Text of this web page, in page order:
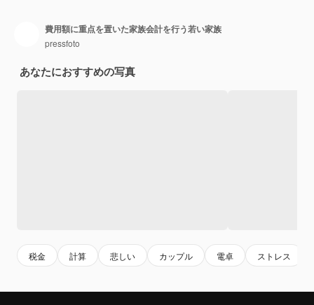
費用額に重点を置いた家族会計を行う若い家族
pressfoto
あなたにおすすめの写真
税金 計算 悲しい カップル 電卓 ストレス